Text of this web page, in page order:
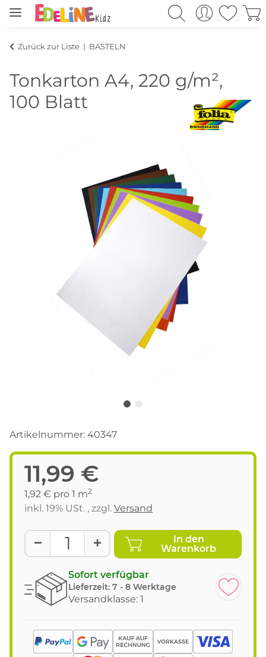
Zurück zur Liste BASTELN
Tonkarton A4, 220 g/m²,
100 Blatt
Artikelnummer: 40347
11,99 €
1,92 € pro 1 m2
inkl. 19% USt. , zzgl. Versand
In den
Warenkorb
Sofort verfügbar
Lieferzeit: 7 - 8 Werktage
Versandklasse: 1